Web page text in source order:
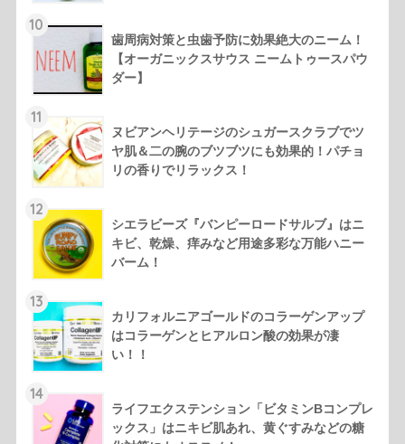
10
歯周病対策と虫歯予防に効果絶大のニーム！
【オーガニックスサウス ニームトゥースパウ
ダー】
11
ヌビアンヘリテージのシュガースクラブでツ
ヤ肌＆二の腕のブツブツにも効果的！パチョ
リの香りでリラックス！
12
シエラビーズ『バンピーロードサルブ』はニ
キビ、乾燥、痒みなど用途多彩な万能ハニー
バーム！
13
カリフォルニアゴールドのコラーゲンアップ
はコラーゲンとヒアルロン酸の効果が凄
い！！
14
ライフエクステンション「ビタミンBコンプレ
ックス」はニキビ肌あれ、黄ぐすみなどの糖